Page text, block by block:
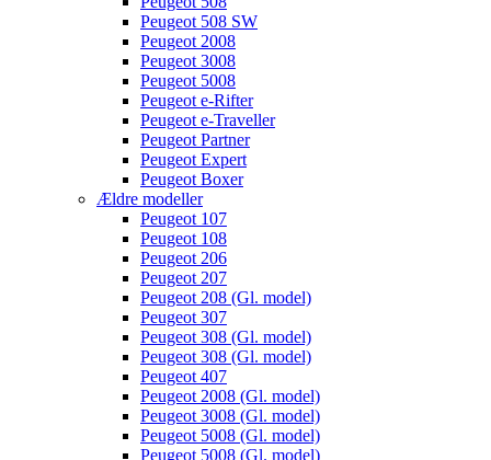
Peugeot 508 SW
Peugeot 2008
Peugeot 3008
Peugeot 5008
Peugeot e-Rifter
Peugeot e-Traveller
Peugeot Partner
Peugeot Expert
Peugeot Boxer
Ældre modeller
Peugeot 107
Peugeot 108
Peugeot 206
Peugeot 207
Peugeot 208 (Gl. model)
Peugeot 307
Peugeot 308 (Gl. model)
Peugeot 308 (Gl. model)
Peugeot 407
Peugeot 2008 (Gl. model)
Peugeot 3008 (Gl. model)
Peugeot 5008 (Gl. model)
Peugeot 5008 (Gl. model)